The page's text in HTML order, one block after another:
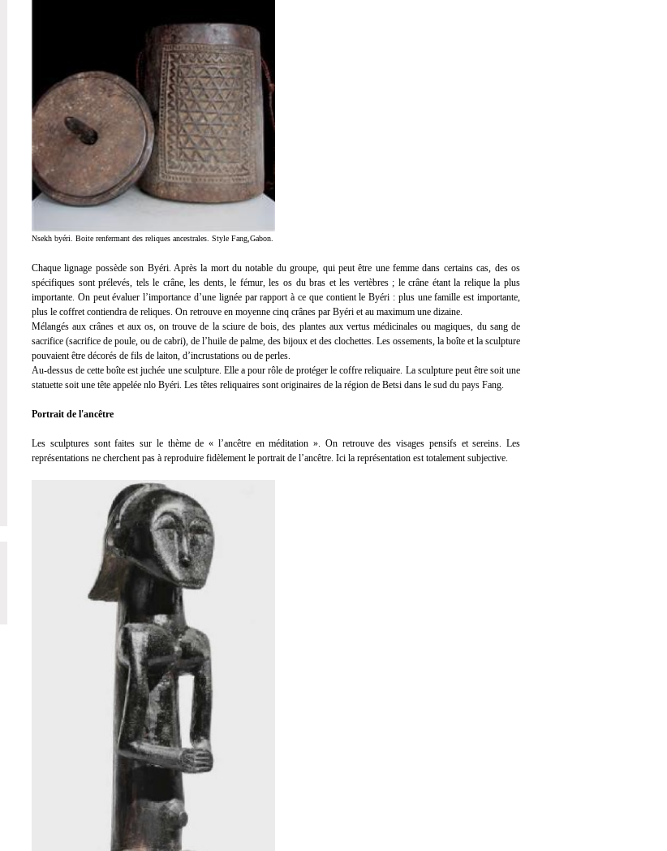
Nsekh byéri. Boite renfermant des reliques ancestrales. Style Fang,Gabon.
Chaque lignage possède son Byéri. Après la mort du notable du groupe, qui peut être une femme dans certains cas, des os
spécifiques sont prélevés, tels le crâne, les dents, le fémur, les os du bras et les vertèbres ; le crâne étant la relique la plus
importante. On peut évaluer l’importance d’une lignée par rapport à ce que contient le Byéri : plus une famille est importante,
plus le coffret contiendra de reliques. On retrouve en moyenne cinq crânes par Byéri et au maximum une dizaine.
Mélangés aux crânes et aux os, on trouve de la sciure de bois, des plantes aux vertus médicinales ou magiques, du sang de
sacrifice (sacrifice de poule, ou de cabri), de l’huile de palme, des bijoux et des clochettes. Les ossements, la boîte et la sculpture
pouvaient être décorés de fils de laiton, d’incrustations ou de perles.
Au-dessus de cette boîte est juchée une sculpture. Elle a pour rôle de protéger le coffre reliquaire. La sculpture peut être soit une
statuette soit une tête appelée nlo Byéri. Les têtes reliquaires sont originaires de la région de Betsi dans le sud du pays Fang.
Portrait de l'ancêtre
Les sculptures sont faites sur le thème de « l’ancêtre en méditation ». On retrouve des visages pensifs et sereins. Les
représentations ne cherchent pas à reproduire fidèlement le portrait de l’ancêtre. Ici la représentation est totalement subjective.